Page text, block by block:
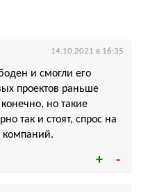
и смогли его
проектов раньше
но такие
так и стоят, спрос на
компаний.
14.10.2021 в 16:35